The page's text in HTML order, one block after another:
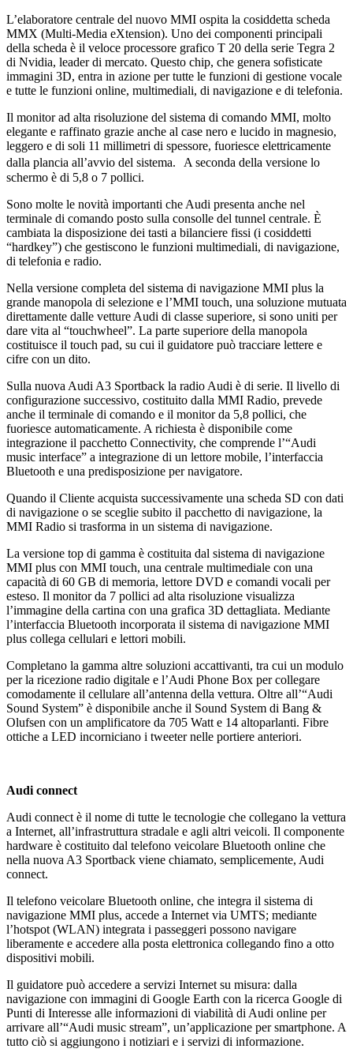
L’elaboratore centrale del nuovo MMI ospita la cosiddetta scheda
MMX (Multi-Media eXtension). Uno dei componenti principali
della scheda è il veloce processore grafico T 20 della serie Tegra 2
di Nvidia, leader di mercato. Questo chip, che genera sofisticate
immagini 3D, entra in azione per tutte le funzioni di gestione vocale
e tutte le funzioni online, multimediali, di navigazione e di telefonia.
Il monitor ad alta risoluzione del sistema di comando MMI, molto
elegante e raffinato grazie anche al case nero e lucido in magnesio,
leggero e di soli 11 millimetri di spessore, fuoriesce elettricamente
dalla plancia all’avvio del sistema. A seconda della versione lo
schermo è di 5,8 o 7 pollici.
Sono molte le novità importanti che Audi presenta anche nel
terminale di comando posto sulla consolle del tunnel centrale. È
cambiata la disposizione dei tasti a bilanciere fissi (i cosiddetti
“hardkey”) che gestiscono le funzioni multimediali, di navigazione,
di telefonia e radio.
Nella versione completa del sistema di navigazione MMI plus la
grande manopola di selezione e l’MMI touch, una soluzione mutuata
direttamente dalle vetture Audi di classe superiore, si sono uniti per
dare vita al “touchwheel”. La parte superiore della manopola
costituisce il touch pad, su cui il guidatore può tracciare lettere e
cifre con un dito.
Sulla nuova Audi A3 Sportback la radio Audi è di serie. Il livello di
configurazione successivo, costituito dalla MMI Radio, prevede
anche il terminale di comando e il monitor da 5,8 pollici, che
fuoriesce automaticamente. A richiesta è disponibile come
integrazione il pacchetto Connectivity, che comprende l’“Audi
music interface” a integrazione di un lettore mobile, l’interfaccia
Bluetooth e una predisposizione per navigatore.
Quando il Cliente acquista successivamente una scheda SD con dati
di navigazione o se sceglie subito il pacchetto di navigazione, la
MMI Radio si trasforma in un sistema di navigazione.
La versione top di gamma è costituita dal sistema di navigazione
MMI plus con MMI touch, una centrale multimediale con una
capacità di 60 GB di memoria, lettore DVD e comandi vocali per
esteso. Il monitor da 7 pollici ad alta risoluzione visualizza
l’immagine della cartina con una grafica 3D dettagliata. Mediante
l’interfaccia Bluetooth incorporata il sistema di navigazione MMI
plus collega cellulari e lettori mobili.
Completano la gamma altre soluzioni accattivanti, tra cui un modulo
per la ricezione radio digitale e l’Audi Phone Box per collegare
comodamente il cellulare all’antenna della vettura. Oltre all’“Audi
Sound System” è disponibile anche il Sound System di Bang &
Olufsen con un amplificatore da 705 Watt e 14 altoparlanti. Fibre
ottiche a LED incorniciano i tweeter nelle portiere anteriori.
Audi connect
Audi connect è il nome di tutte le tecnologie che collegano la vettura
a Internet, all’infrastruttura stradale e agli altri veicoli. Il componente
hardware è costituito dal telefono veicolare Bluetooth online che
nella nuova A3 Sportback viene chiamato, semplicemente, Audi
connect.
Il telefono veicolare Bluetooth online, che integra il sistema di
navigazione MMI plus, accede a Internet via UMTS; mediante
l’hotspot (WLAN) integrata i passeggeri possono navigare
liberamente e accedere alla posta elettronica collegando fino a otto
dispositivi mobili.
Il guidatore può accedere a servizi Internet su misura: dalla
navigazione con immagini di Google Earth con la ricerca Google di
Punti di Interesse alle informazioni di viabilità di Audi online per
arrivare all’“Audi music stream”, un’applicazione per smartphone. A
tutto ciò si aggiungono i notiziari e i servizi di informazione.